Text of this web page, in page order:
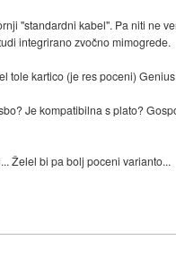
"standardni kabel". Pa niti ne
integrirano zvočno mimogrede.
tole kartico (je res poceni)
Je kompatibilna s plato?
Želel bi pa bolj poceni varianto...